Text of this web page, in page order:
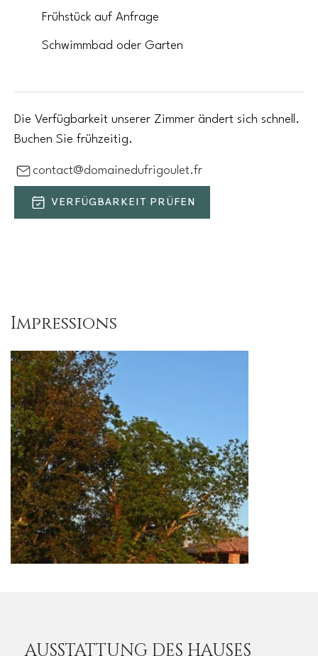
Frühstück auf Anfrage
Schwimmbad oder Garten
Die Verfügbarkeit unserer Zimmer ändert sich schnell.
Buchen Sie frühzeitig.
contact@domainedufrigoulet.fr
VERFÜGBARKEIT PRÜFEN
Impressions
AUSSTATTUNG DES HAUSES